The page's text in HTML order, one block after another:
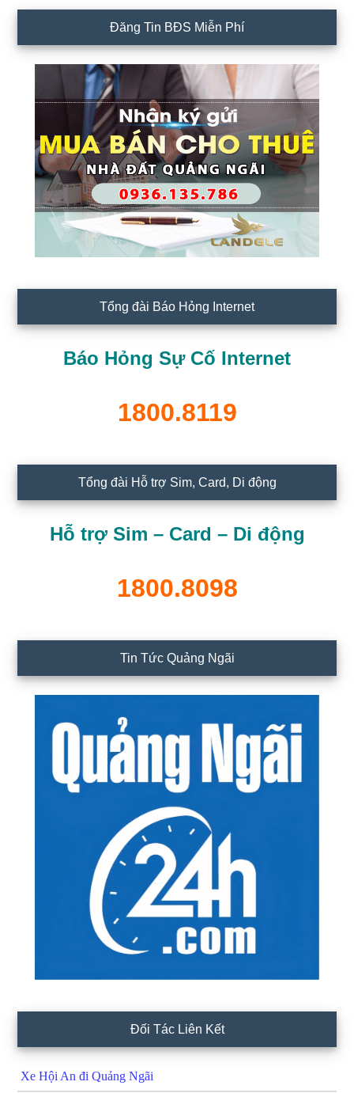
Đăng Tin BĐS Miễn Phí
Tổng đài Báo Hỏng Internet
Báo Hỏng Sự Cố Internet
1800.8119
Tổng đài Hỗ trợ Sim, Card, Di động
Hỗ trợ Sim – Card – Di động
1800.8098
Tin Tức Quảng Ngãi
Đối Tác Liên Kết
Xe Hội An đi Quảng Ngãi